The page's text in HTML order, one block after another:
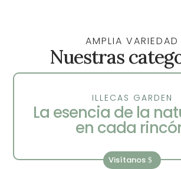
AMPLIA VARIEDAD
Nuestras
ILLECAS GARDEN
La esencia de la
en cada
Visítanos